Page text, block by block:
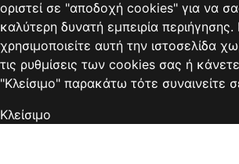
οριστεί σε "αποδοχή cookies" για να
καλύτερη δυνατή εμπειρία
χρησιμοποιείτε αυτή την ιστοσελίδα
τις ρυθμίσεις των cookies σας ή
"Κλείσιμο" παρακάτω τότε συναινείτε
Κλείσιμο